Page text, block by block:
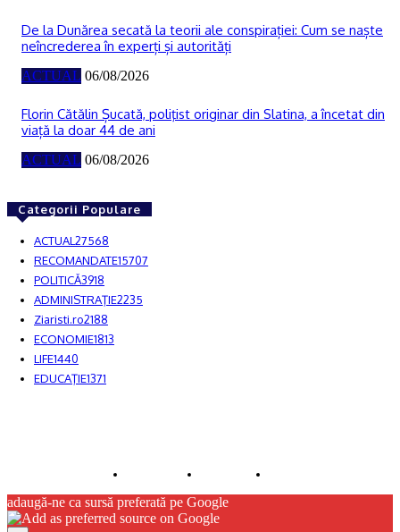
De la Dunărea secată la teorii ale conspirației: Cum se naște
neîncrederea în experți și autorități
ACTUAL 06/08/2026
Florin Cătălin Șucată, poliţist originar din Slatina, a încetat din
viață la doar 44 de ani
ACTUAL 06/08/2026
Categorii Populare
ACTUAL 27568
RECOMANDATE15707
POLITICĂ3918
ADMINISTRAŢIE2235
Ziaristi.ro2188
ECONOMIE1813
LIFE1440
EDUCAŢIE1371
adaugă-ne ca sursă preferată pe Google